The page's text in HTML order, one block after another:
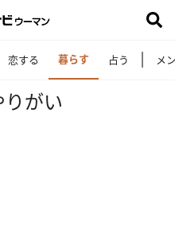
恋する 暮らす 占う メ
りがい